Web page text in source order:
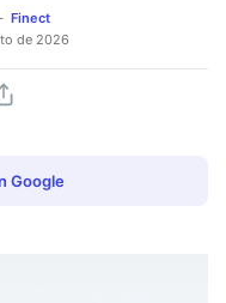
Finect
de 2026
Google